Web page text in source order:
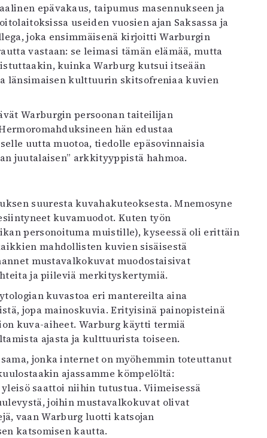
epävakaus, taipumus masennukseen ja
useiden vuosien ajan Saksassa ja
joka ensimmäisenä kirjoitti Warburgin
vastaan: se leimasi tämän elämää, mutta
kuinka Warburg kutsui itseään
länsimaisen kulttuurin skitsofreniaa kuvien
Warburgin persoonan taiteilijan
hän edustaa
uutta muotoa, tiedolle epäsovinnaisia
juutalaisen” arkkityyppistä hahmoa.
suuresta kuvahakuteoksesta. Mnemosyne
kuvamuodot. Kuten työn
personoituma muistille), kyseessä oli erittäin
mahdollisten kuvien sisäisestä
mustavalkokuvat muodostaisivat
ja piileviä merkityskertymiä.
kuvastoa eri mantereilta aina
jopa mainoskuvia. Erityisinä painopisteinä
kuva-aiheet. Warburg käytti termiä
ajasta ja kulttuurista toiseen.
jonka internet on myöhemmin toteuttanut
ajassamme kömpelöltä:
saattoi niihin tutustua. Viimeisessä
joihin mustavalkokuvat olivat
vaan Warburg luotti katsojan
katsomisen kautta.